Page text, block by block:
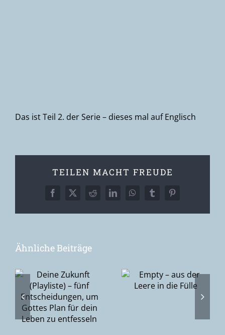
Das ist Teil 2. der Serie – dieses mal auf Englisch
TEILEN MACHT FREUDE
Facebook
X RedditLinkedInWhatsAppTumblrPinterest
Ähnliche Beiträge
Empty – aus
der Leere in
die Fülle
die Suche
nach Gott
Suche nach